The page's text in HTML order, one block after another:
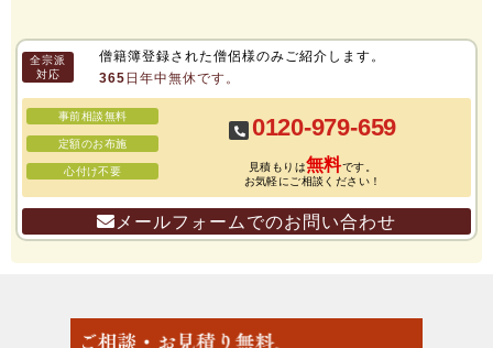
全宗派
対応
僧籍簿登録された僧侶様のみご紹介します。
365日年中無休です。
事前相談無料
定額のお布施
心付け不要
0120-979-659
見積もりは無料です。
お気軽にご相談ください！
メールフォームでのお問い合わせ